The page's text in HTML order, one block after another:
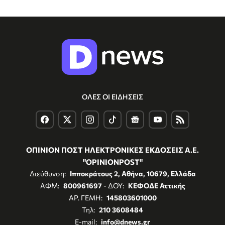
ΟΛΕΣ ΟΙ ΕΙΔΗΣΕΙΣ
ΟΠΙΝΙΟΝ ΠΟΣΤ ΗΛΕΚΤΡΟΝΙΚΕΣ ΕΚΔΟΣΕΙΣ Α.Ε.
"OPINIONPOST"
Διεύθυνση: Ιπποκράτους 2, Αθήνα, 10679, Ελλάδα
ΑΦΜ: 800961697- ΔΟΥ: ΚΕΦΟΔΕ Αττικής
ΑΡ. ΓΕΜΗ: 145803601000
Τηλ: 210 3608484
E-mail: info@dnews.gr